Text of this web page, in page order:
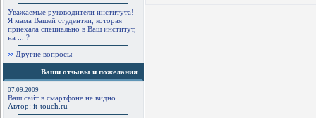
Уважаемые руководители института!
Я мама Вашей студентки, которая
приехала специально в Ваш институт,
на ... ?
Другие вопросы
Ваши отзывы и пожелания
07.09.2009
Ваш сайт в смартфоне не видно
Автор: it-touch.ru